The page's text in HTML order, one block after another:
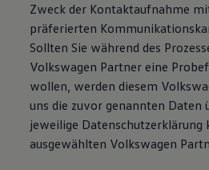
Zweck der Kontaktaufnahme
präferierten
Sollten Sie während des
Volkswagen Partner eine
wollen, werden diesem
uns die zuvor genannten Daten
jeweilige Datenschutzerklärung
ausgewählten Volkswagen